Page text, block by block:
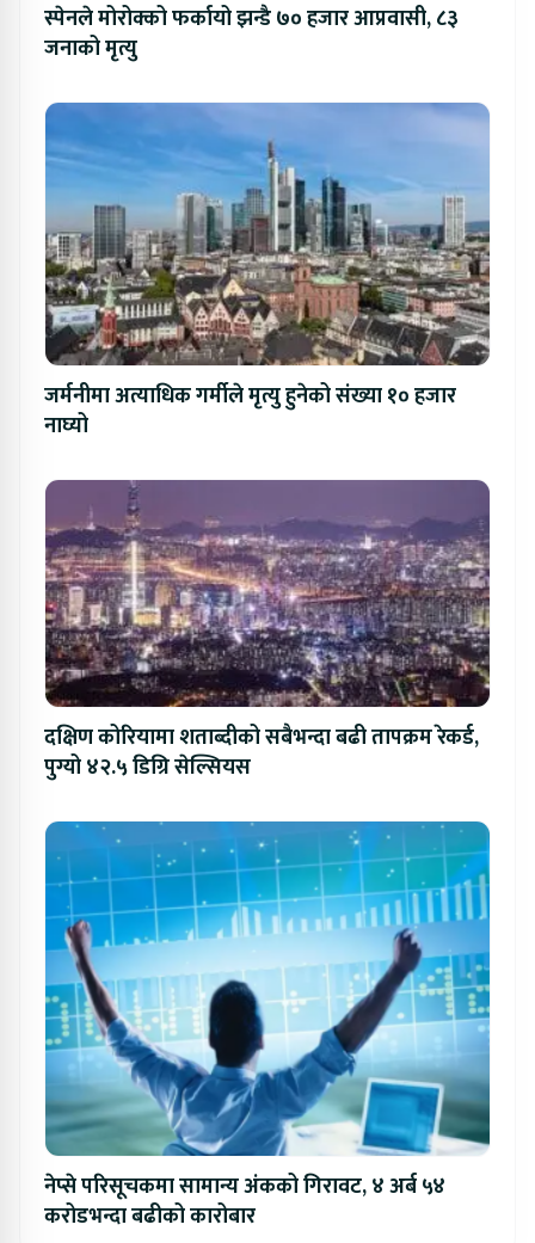
स्पेनले मोरोक्को फर्कायो झन्डै ७० हजार आप्रवासी, ८३
जनाको मृत्यु
जर्मनीमा अत्याधिक गर्मीले मृत्यु हुनेको संख्या १० हजार
नाघ्यो
दक्षिण कोरियामा शताब्दीको सबैभन्दा बढी तापक्रम रेकर्ड,
पुग्यो ४२.५ डिग्रि सेल्सियस
नेप्से परिसूचकमा सामान्य अंकको गिरावट, ४ अर्ब ५४
करोडभन्दा बढीको कारोबार